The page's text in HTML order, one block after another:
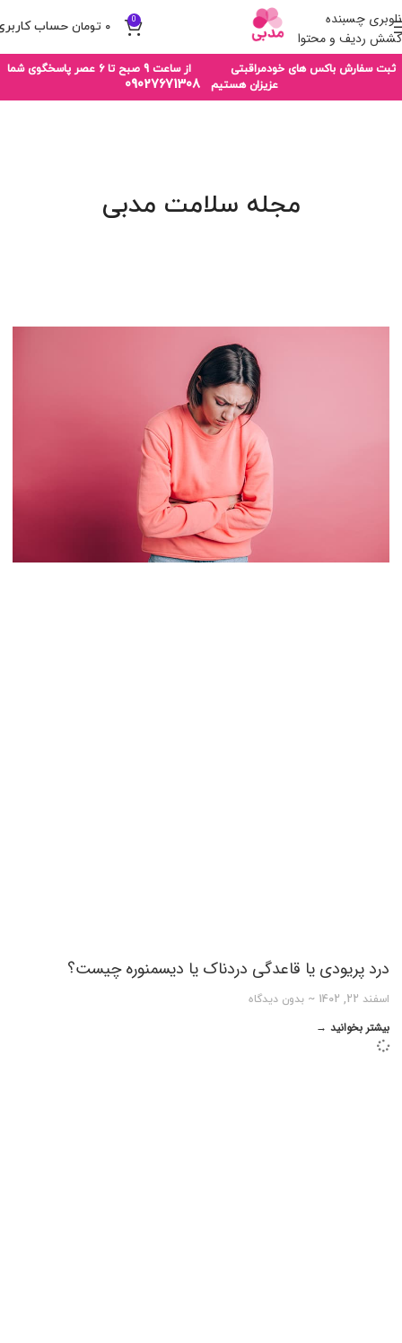
ناوبری چسبنده
کشش ردیف و محتوا
0 ۰ تومان
ثبت سفارش باکس های خودمراقبتی از ساعت 9 صبح تا 6 عصر پاسخگوی شما
عزیزان هستیم
09027671308
مجله سلامت مدبی
درد پریودی یا قاعدگی دردناک یا دیسمنوره چیست؟
اسفند 22, 1402 بدون دیدگاه
بیشتر بخوانید →